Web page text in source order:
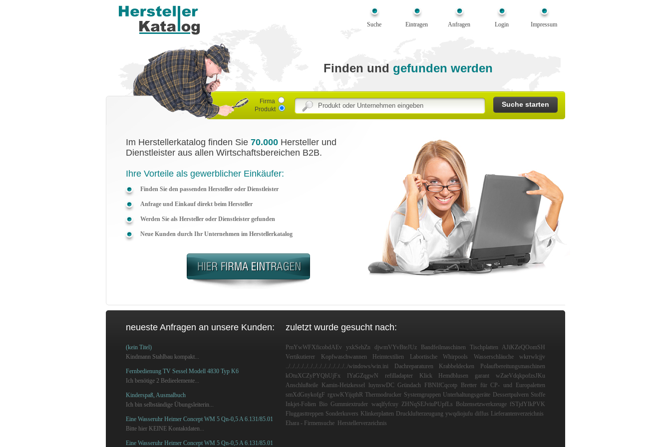
Suche Eintragen Anfragen Login Impressum
Finden und gefunden werden
Firma
Produkt
Im Herstellerkatalog finden Sie 70.000 Hersteller und
Dienstleister aus allen Wirtschaftsbereichen B2B.
Ihre Vorteile als gewerblicher Einkäufer:
Finden Sie den passenden Hersteller oder Dienstleister
Anfrage und Einkauf direkt beim Hersteller
Werden Sie als Hersteller oder Dienstleister gefunden
Neue Kunden durch Ihr Unternehmen im Herstellerkatalog
neueste Anfragen an unsere Kunden:
(kein Titel)
Kindmann Stahlbau kompakt...
Fernbedienung TV Sessel Modell 4830 Typ K6
Ich benötige 2 Bedieelemente...
Kinderspaß, Ausmalbuch
Ich bin selbständige Übungsleiterin...
Eine Wasseruhr Heimer Concept WM 5 Qn-0,5 A 6.131/85.01
Bitte hier KEINE Kontaktdaten...
Eine Wasseruhr Heimer Concept WM 5 Qn-0,5 A 6.131/85.01
zuletzt wurde gesucht nach:
PmYwWFXficobdAEv yxkSehZn djwmVYvBteJUz Bandfeilmaschinen Tischplatten AJiKZeQOomSH
Vertikutierer
Kopfwaschwannen Heimtextilien Labortische Whirpools Wasserschläuche
wkrrwlcjjv
../../../../../../../../../../../../../../windows/win.ini
Dachreparaturen Krabbeldecken
Polaufbereitungsmaschinen
kOtuXCZyPYQhUjFx
IYaGZqgwN refilladapter Klick Hemdblusen garant
wZaeVdqkpofzsJKu
Anschlußteile
Kamin-Heizkessel luynswDC Gründach FBNIfCqcotp
Bretter für CP- und Europaletten
smXdGnykofgF rgxwKYijqthR Thermodrucker Systemgruppen Unterhaltungsgeräte Dessertpulvern Stoffe
Inkjet-Folien
Bio Gummiextruder waqlfyfcuy ZHNqSEJviuPUpfLs Bolzensetzwerkzeuge fSTjdYIkPVK
Fluggasttreppen Sonderkuvers Klinkerplatten Drucklufterzeugung ywqdiojufu diffus Lieferantenverzeichnis
Ehara - Firmensuche
Herstellerverzeichnis